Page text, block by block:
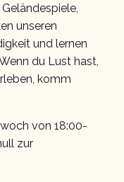
unseren
und lernen
du Lust hast,
komm
von 18:00-
zur